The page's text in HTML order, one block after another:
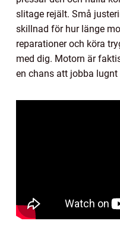
slitage rejält. Små
skillnad för hur länge
reparationer och köra
med dig. Motorn är
en chans att jobba lugnt